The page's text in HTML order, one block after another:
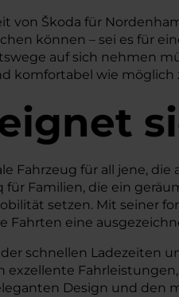
von Škoda für
können – sei es für
auf sich nehmen
komfortabel wie möglich
Fahrzeug für all jene,
für Familien, die ein
setzen. Mit seiner
Fahrten eine
schnellen Ladezeiten
Design und den